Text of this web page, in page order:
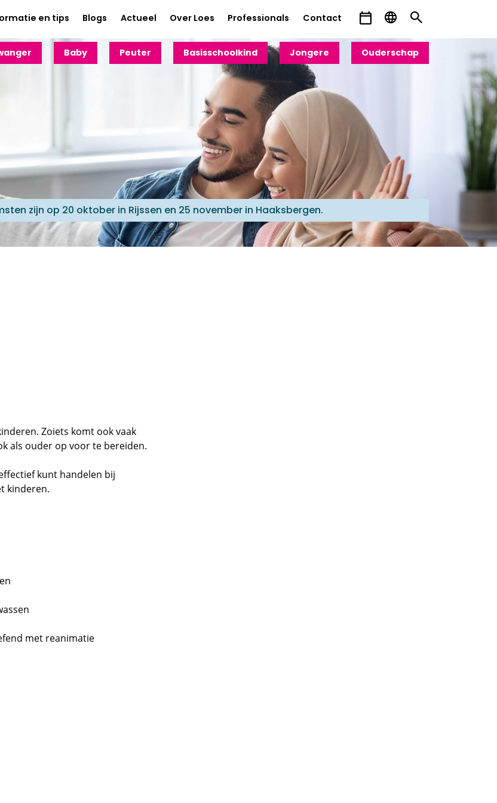
en tips Blogs Actueel Over Loes Professionals Contact
Baby Peuter Basisschoolkind Jongere Ouderschap
zijn op 20 oktober in Rijssen en 25 november in Haaksbergen.
Zoiets komt ook vaak
als ouder op voor te bereiden.
kunt handelen bij
kinderen.
met reanimatie